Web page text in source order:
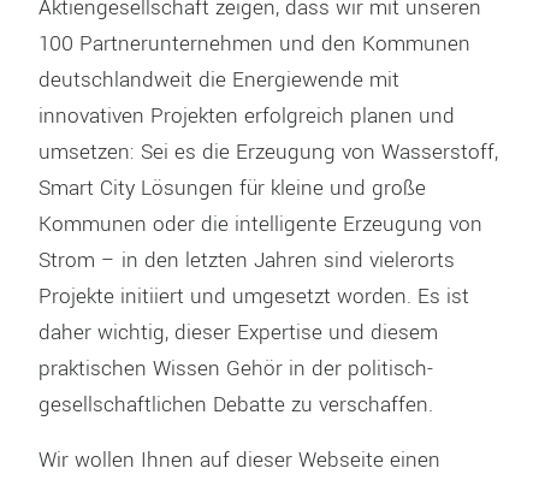
Aktiengesellschaft zeigen, dass wir mit unseren
100 Partnerunternehmen und den Kommunen
deutschlandweit die Energiewende mit
innovativen Projekten erfolgreich planen und
umsetzen: Sei es die Erzeugung von Wasserstoff,
Smart City Lösungen für kleine und große
Kommunen oder die intelligente Erzeugung von
Strom – in den letzten Jahren sind vielerorts
Projekte initiiert und umgesetzt worden. Es ist
daher wichtig, dieser Expertise und diesem
praktischen Wissen Gehör in der politisch-
gesellschaftlichen Debatte zu verschaffen.
Wir wollen Ihnen auf dieser Webseite einen